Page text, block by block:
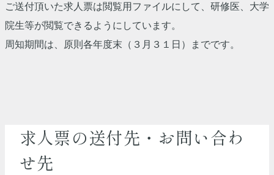
ご送付頂いた求人票は閲覧用ファイルにして、研修医、大学
院生等が閲覧できるようにしています。
周知期間は、原則各年度末（３月３１日）までです。
求人票の送付先・お問い合わ
せ先